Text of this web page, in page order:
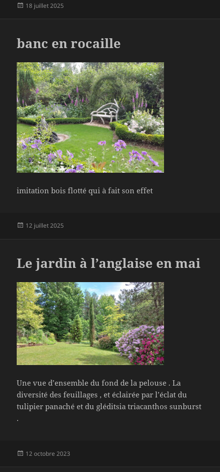
Publié
18 juillet 2025
banc en rocaille
imitation bois flotté qui à fait son effet
Publié
12 juillet 2025
Le jardin à l’anglaise en mai
Une vue d’ensemble du fond de la pelouse . La
diversité des feuillages , et éclairée par l’éclat du
tulipier panaché et du gléditsia triacanthos sunburst
.
Publié
12 octobre 2023